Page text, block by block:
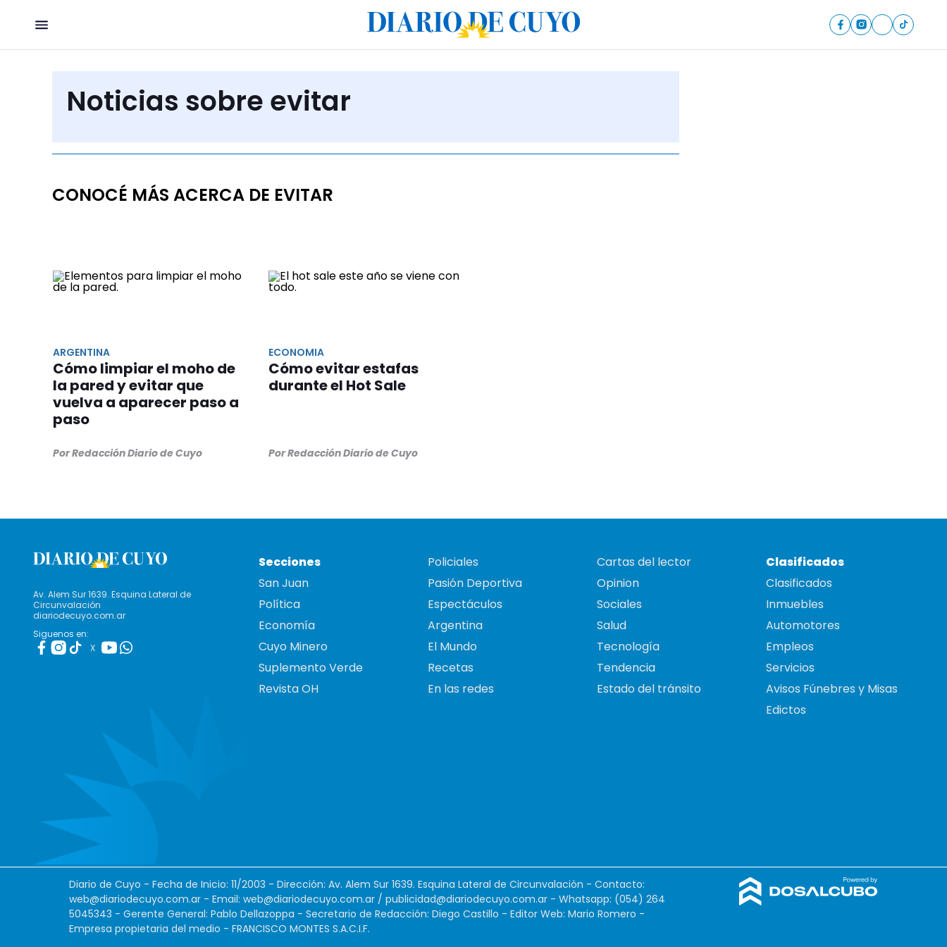
Noticias sobre evitar
CONOCÉ MÁS ACERCA DE EVITAR
ARGENTINA
Cómo limpiar el moho de
la pared y evitar que
vuelva a aparecer paso a
paso
Por Redacción Diario de Cuyo
ECONOMIA
Cómo evitar estafas
durante el Hot Sale
Por Redacción Diario de Cuyo
Av. Alem Sur 1639. Esquina Lateral de
Circunvalación
diariodecuyo.com.ar
Siguenos en:
X
Secciones
San Juan
Política
Economía
Cuyo Minero
Suplemento Verde
Revista OH
Policiales
Pasión Deportiva
Espectáculos
Argentina
El Mundo
Recetas
En las redes
Cartas del lector
Opinion
Sociales
Salud
Tecnología
Tendencia
Estado del tránsito
Clasificados
Clasificados
Inmuebles
Automotores
Empleos
Servicios
Avisos Fúnebres y Misas
Edictos
Diario de Cuyo - Fecha de Inicio: 11/2003 - Dirección: Av. Alem Sur 1639. Esquina Lateral de Circunvalación - Contacto:
web@diariodecuyo.com.ar - Email: web@diariodecuyo.com.ar / publicidad@diariodecuyo.com.ar - Whatsapp: (054) 264
5045343 - Gerente General: Pablo Dellazoppa - Secretario de Redacción: Diego Castillo - Editor Web: Mario Romero -
Empresa propietaria del medio - FRANCISCO MONTES S.A.C.I.F.